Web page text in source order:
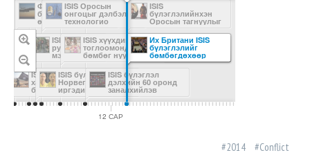
ISIS Бейрутад
террорист
ажиллагаа явуулжээ
ISIS Парисын
халдлагыг зохион
байгуулснаа
мэдэгдлээ
Франц ISIS
бүлэглэлд цохилт
өглөө
ISIS Вашингтон хот
руу халдана гэдгээ
мэдэгдлээ
ISIS бүлэглэл
Норвеги, Хятадын
иргэдийн амийг
хөнөөжээ
ISIS Оросын
онгоцыг дэлбэлсэн
технологио
танилцууллаа
ISIS хүүхдийн
тоглоомонд тэсрэх
бөмбөг нуусан
байжээ
ISIS бүлэглэл
дэлхийн 60 оронд
заналхийлэв
ISIS
бүлэглэлийнхэн
Оросын тагнуулыг
цаазаар авчээ
Их Британи ISIS
бүлэглэлийг
бөмбөгдөхөөр
шийдлээ
12 САР
#2014
#Conflict